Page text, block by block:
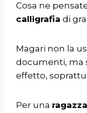
Cosa ne
calligrafia di
Magari non la
documenti, ma
effetto,
Per una ragazza